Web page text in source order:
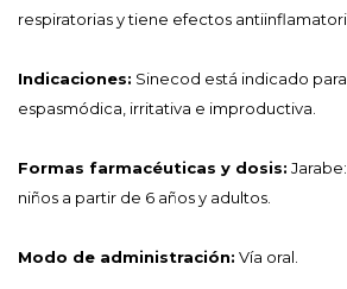
respiratorias y tiene efectos
Indicaciones: Sinecod está indicado
espasmódica, irritativa e improductiva.
Formas farmacéuticas y dosis:
niños a partir de 6 años y adultos.
Modo de administración: Vía oral.